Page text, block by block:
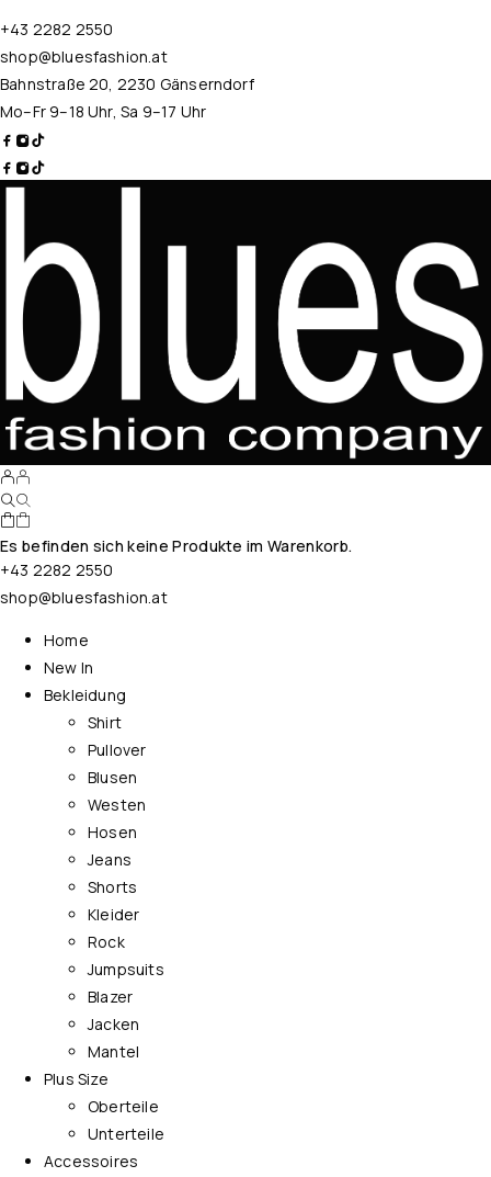
+43 2282 2550
shop@bluesfashion.at
Bahnstraße 20, 2230 Gänserndorf
Mo–Fr 9–18 Uhr, Sa 9–17 Uhr
Es befinden sich keine Produkte im Warenkorb.
+43 2282 2550
shop@bluesfashion.at
Home
New In
Bekleidung
Shirt
Pullover
Blusen
Westen
Hosen
Jeans
Shorts
Kleider
Rock
Jumpsuits
Blazer
Jacken
Mantel
Plus Size
Oberteile
Unterteile
Accessoires